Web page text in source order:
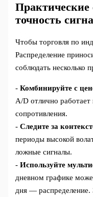
точность
Чтобы торговля по
Распределение
соблюдать несколько
-Комбинируйте с
A/D отлично
сопротивления.
-Следите за
периоды высокой
ложные сигналы.
-Используйте
дневном графике
дня — распределение.